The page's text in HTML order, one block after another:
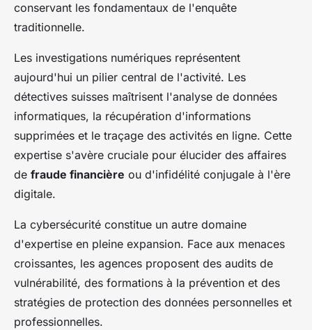
conservant les fondamentaux de l'enquête
traditionnelle.
Les investigations numériques représentent
aujourd'hui un pilier central de l'activité. Les
détectives suisses maîtrisent l'analyse de données
informatiques, la récupération d'informations
supprimées et le traçage des activités en ligne. Cette
expertise s'avère cruciale pour élucider des affaires
de fraude financière ou d'infidélité conjugale à l'ère
digitale.
La cybersécurité constitue un autre domaine
d'expertise en pleine expansion. Face aux menaces
croissantes, les agences proposent des audits de
vulnérabilité, des formations à la prévention et des
stratégies de protection des données personnelles et
professionnelles.